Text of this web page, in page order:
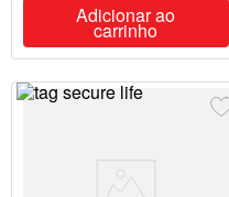
Adicionar ao
carrinho